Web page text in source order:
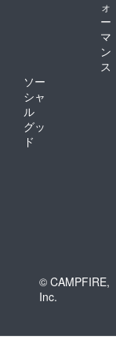
ォ
ー
マ
ン
ス
ソー
シャ
ル
グッ
ド
© CAMPFIRE,
Inc.